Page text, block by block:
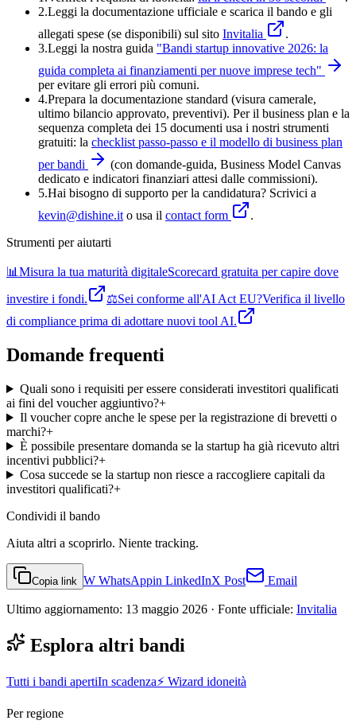
2.Leggi la documentazione ufficiale e scarica il bando e gli
allegati spese (se disponibili) sul sito Invitalia
.
3.Leggi la nostra guida "Bandi startup innovative 2026: la
guida completa ai finanziamenti per nuove imprese tech"
per evitare gli errori più comuni.
4.Prepara la documentazione standard (visura camerale,
ultimo bilancio approvato, preventivi). Per il business plan e la
sequenza completa dei 15 documenti usa i nostri strumenti
gratuiti: la checklist passo-passo e il modello di business plan
per bandi
(con domande-guida, Business Model Canvas
dedicato e indicatori finanziari attesi dalle commissioni).
5.Hai bisogno di supporto per la candidatura? Scrivici a
kevin@dishine.it o usa il contact form
.
Strumenti per aiutarti
📊 Misura la tua maturità digitaleScorecard gratuita per capire dove
investire i fondi.
⚖️Sei conforme all'AI Act EU?Verifica il livello
di compliance prima di adottare nuovi tool AI.
Domande frequenti
Quali sono i requisiti per essere considerati investitori qualificati
ai fini del voucher aggiuntivo?+
Il voucher copre anche le spese per la registrazione di brevetti o
marchi?+
È possibile presentare domanda se la startup ha già ricevuto altri
incentivi pubblici?+
Cosa succede se la startup non riesce a raccogliere capitali da
investitori qualificati?+
Condividi il bando
Aiuta altri a scoprirlo. Niente tracking.
Copia link W WhatsAppin LinkedInX Post Email
Ultimo aggiornamento: 13 maggio 2026 · Fonte ufficiale: Invitalia
Esplora altri bandi
Tutti i bandi apertiIn scadenza⚡ Wizard idoneità
Per regione